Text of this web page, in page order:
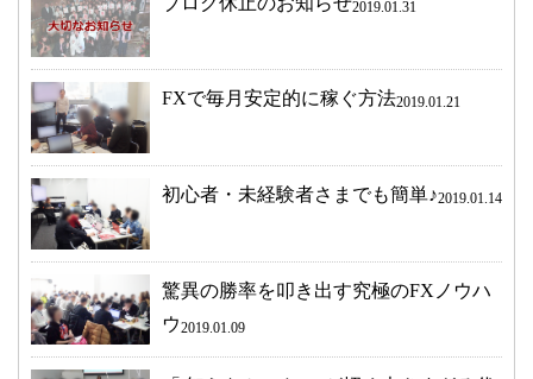
2019.01.31
FXで毎月安定的に稼ぐ方法2019.01.21
初心者・未経験者さまでも簡単♪2019.01.14
驚異の勝率を叩き出す究極のFXノウハ
ウ2019.01.09